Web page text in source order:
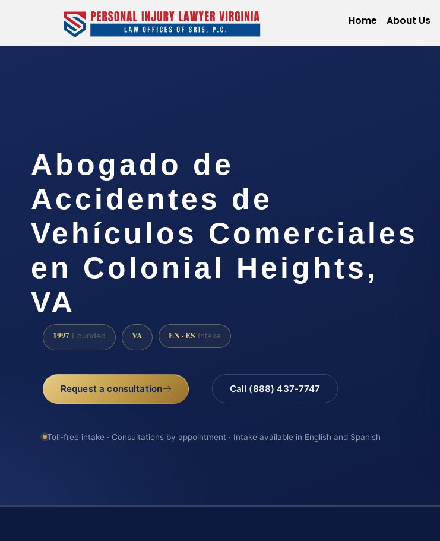
Home About Us
Abogado de
Accidentes de
Vehículos Comerciales
en Colonial Heights,
VA
1997 Founded VA EN · ES Intake
Request a consultation Call (888) 437-7747
Toll-free intake · Consultations by appointment · Intake available in English and Spanish